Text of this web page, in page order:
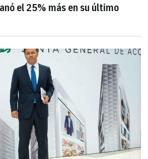
el 25% más en su último